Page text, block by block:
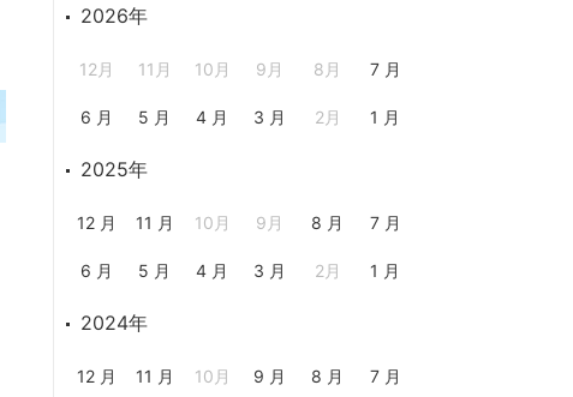
2026年
12月 11月 10月 9月 8月 7 月
6 月 5 月 4 月 3 月 2月 1 月
2025年
12 月 11 月 10月 9月 8 月 7 月
6 月 5 月 4 月 3 月 2月 1 月
2024年
12 月 11 月 10月 9 月 8 月 7 月